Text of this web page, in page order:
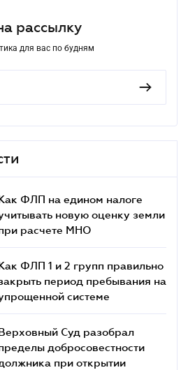
рассылку
для вас по будням
ФЛП на едином налоге
новую оценку земли
расчете МНО
ФЛП 1 и 2 групп правильно
период пребывания на
системе
Суд разобрал
добросовестности
при открытии